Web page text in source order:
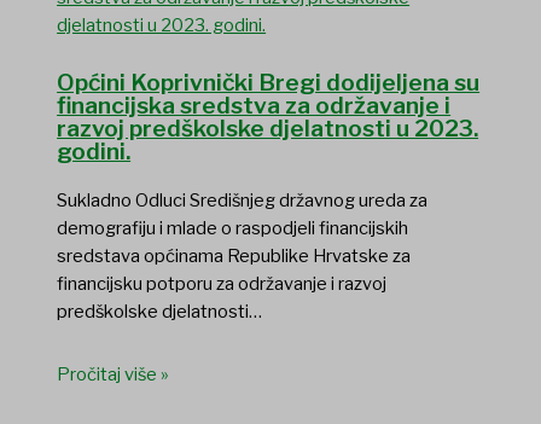
Općini Koprivnički Bregi dodijeljena su
financijska sredstva za održavanje i
razvoj predškolske djelatnosti u 2023.
godini.
Sukladno Odluci Središnjeg državnog ureda za
demografiju i mlade o raspodjeli financijskih
sredstava općinama Republike Hrvatske za
financijsku potporu za održavanje i razvoj
predškolske djelatnosti…
Pročitaj više »